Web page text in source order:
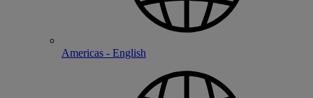
Americas - English